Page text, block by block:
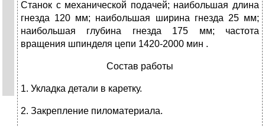
Станок с механической подачей; наибольшая длина
гнезда 120 мм; наибольшая ширина гнезда 25 мм;
наибольшая глубина гнезда 175 мм; частота
вращения шпинделя цепи 1420-2000 мин .
Состав работы
1. Укладка детали в каретку.
2. Закрепление пиломатериала.